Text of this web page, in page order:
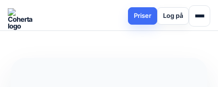
Priser Log på